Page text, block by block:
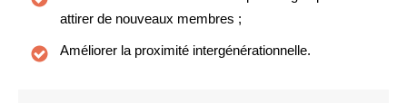
attirer de nouveaux membres ;
Améliorer la proximité intergénérationnelle.